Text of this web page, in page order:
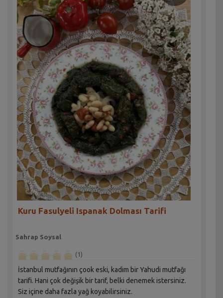
Kuru Fasulyeli Ispanak Dolması Tarifi
Sahrap Soysal
(1)
İstanbul mutfağının çook eski, kadim bir Yahudi mutfağı
tarifi. Hani çok değişik bir tarif, belki denemek istersiniz.
Siz içine daha fazla yağ koyabilirsiniz.